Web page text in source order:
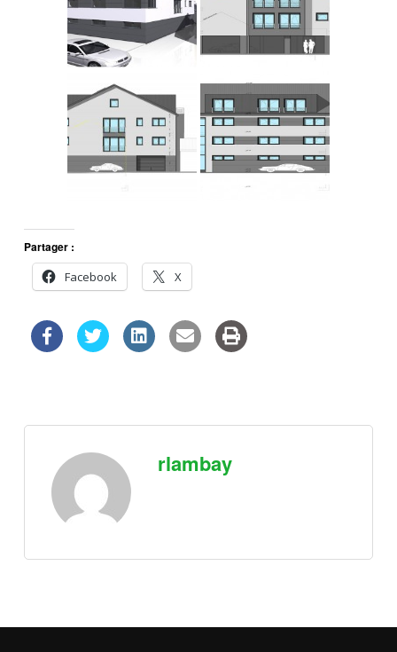
Partager :
Facebook
X
rlambay